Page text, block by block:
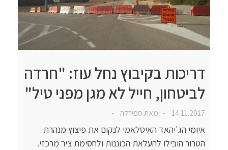
דריכות בקיבוץ נחל עוז: "חרדה
לביטחון, חייל לא מגן מפני טיל"
14.11.2017 מאתספירלה
איומי הג'יהאד האיסלאמי לנקום את פיצוץ מנהרת
הטרור הובילו להעלאת הכוננות ולחסימת ציר מרכזי.